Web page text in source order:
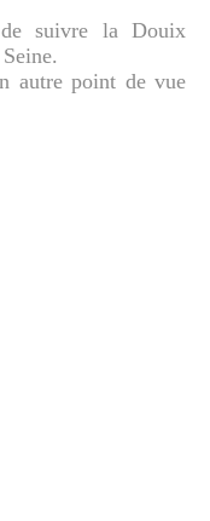
suivre la Douix
autre point de vue